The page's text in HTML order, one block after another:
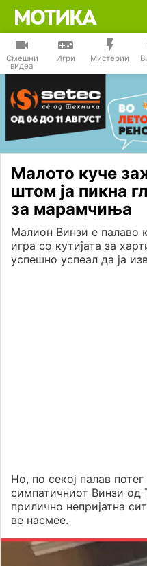
Смешни
видеа
Игри Мистерии
Малото куче
штом ја пикна
за марамчиња
Малион Винзи е палаво
игра со кутијата за
успешно успеал да ја
Но, по секој палав
симпатичниот Винзи од
прилично непријатна
ве насмее.